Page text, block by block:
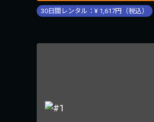
30 日間レンタル：¥ 1,617円（税込）